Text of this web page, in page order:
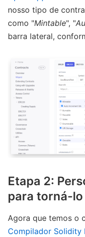
nosso tipo de
como "Mintable", "
barra lateral,
Etapa 2:
para torná-
Agora que temos o
Compilador Solidity